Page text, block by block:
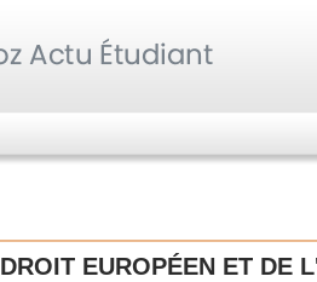
DROIT EUROPÉEN ET DE